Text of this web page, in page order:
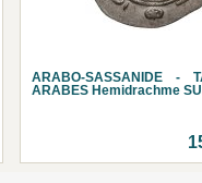
ARABO-SASSANIDE -
ARABES Hemidrachme